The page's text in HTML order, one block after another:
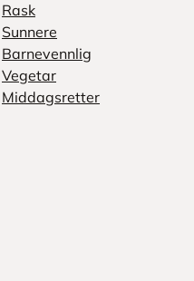
Rask
Sunnere
Barnevennlig
Vegetar
Middagsretter